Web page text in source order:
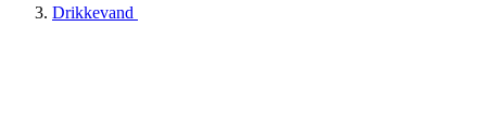
Drikkevand